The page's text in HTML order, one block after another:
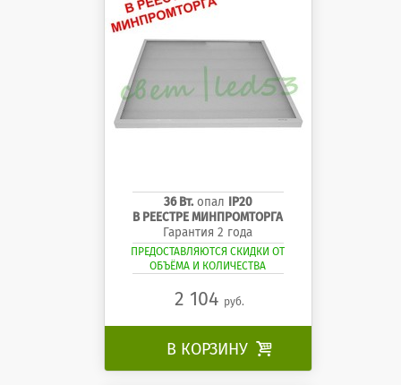
36 Вт.опал IP20
В РЕЕСТРЕ МИНПРОМТОРГА
Гарантия 2 года
ПРЕДОСТАВЛЯЮТСЯ СКИДКИ ОТ
ОБЪЁМА И КОЛИЧЕСТВА
2 104 руб.
В КОРЗИНУ 